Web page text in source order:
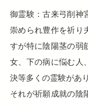
御霊験：古来弓削神
崇められ豊作を祈り
すが特に陰陽茎の弱
女、下の病に悩む人
決等多くの霊験があ
それが祈願成就の陰